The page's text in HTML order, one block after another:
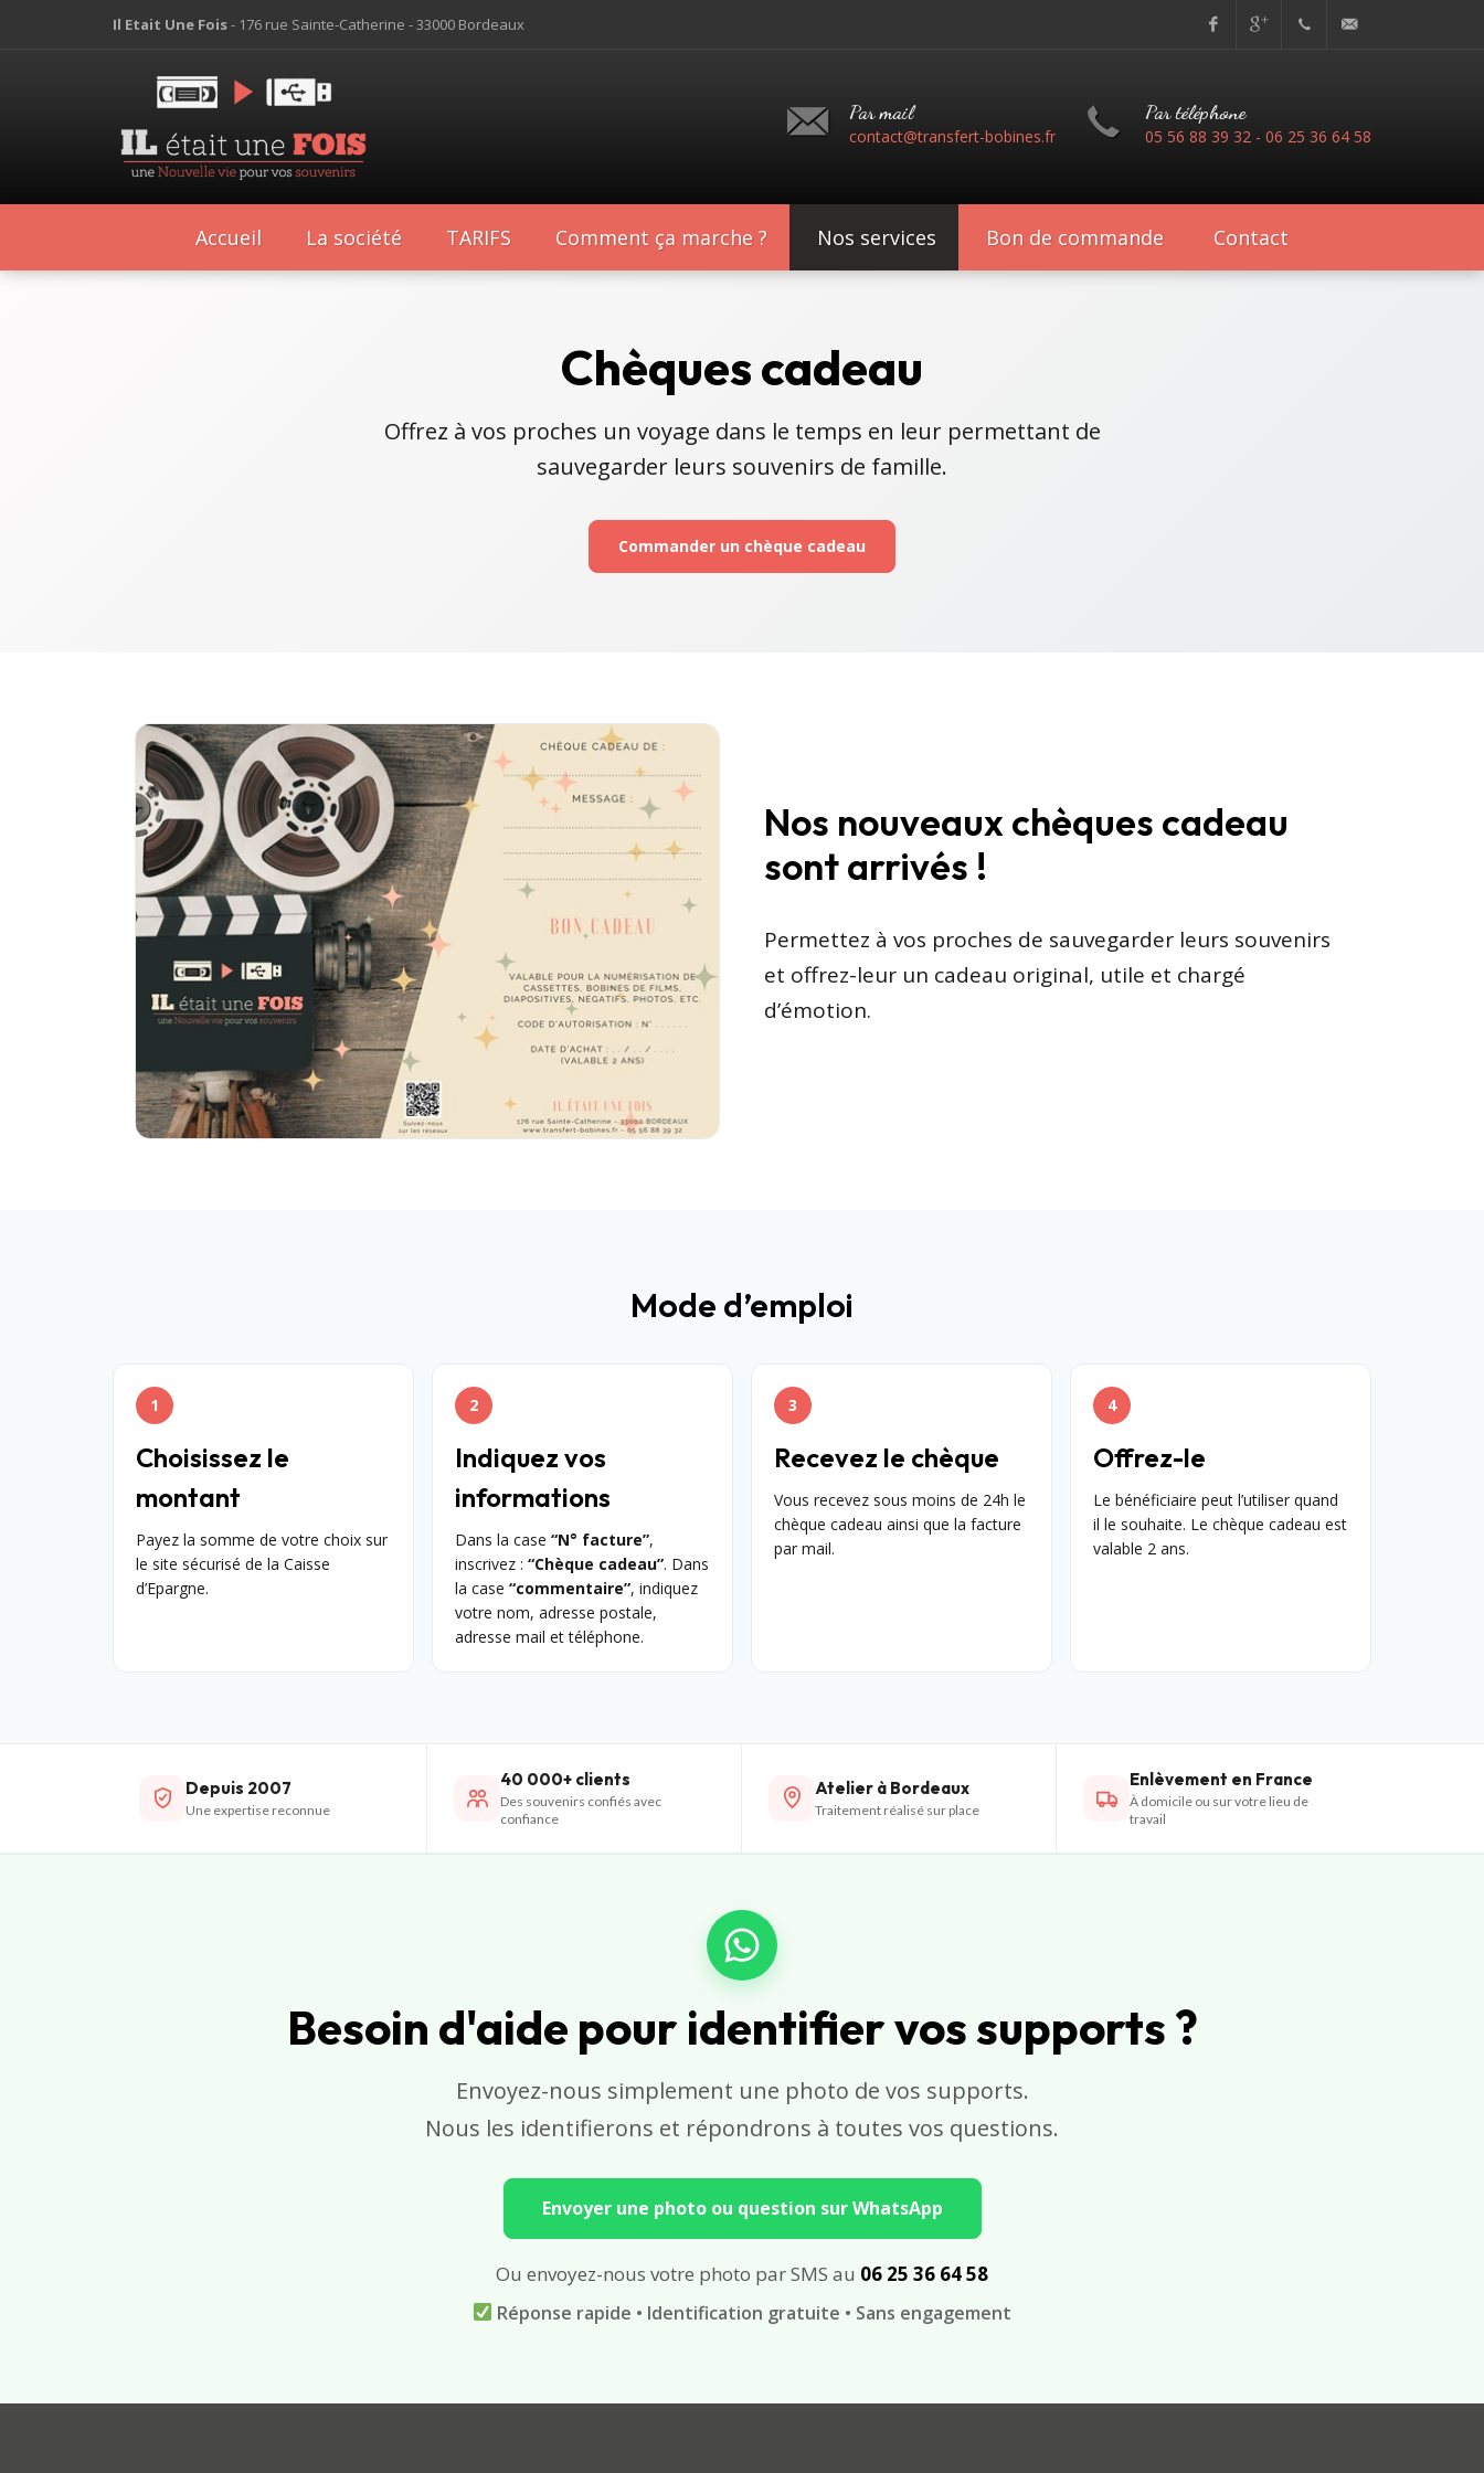
Il Etait Une Fois- 176 rue Sainte-Catherine - 33000 Bordeaux
67 37
Par mail
contact@transfert-bobines.fr
Par téléphone
05 56 88 39 32 - 06 25 36 64 58
Accueil La société TARIFS Comment ça marche ? Nos services Bon de commande Contact
Chèques cadeau
Offrez à vos proches un voyage dans le temps en leur permettant de
sauvegarder leurs souvenirs de famille.
Commander un chèque cadeau
Nos nouveaux chèques cadeau
sont arrivés !
Permettez à vos proches de sauvegarder leurs souvenirs
et offrez-leur un cadeau original, utile et chargé
d’émotion.
Mode d’emploi
1
Choisissez le
montant
Payez la somme de votre choix sur
le site sécurisé de la Caisse
d’Epargne.
2
Indiquez vos
informations
Dans la case “N° facture”,
inscrivez : “Chèque cadeau”. Dans
la case “commentaire”, indiquez
votre nom, adresse postale,
adresse mail et téléphone.
3
Recevez le chèque
Vous recevez sous moins de 24h le
chèque cadeau ainsi que la facture
par mail.
4
Offrez-le
Le bénéficiaire peut l’utiliser quand
il le souhaite. Le chèque cadeau est
valable 2 ans.
Depuis 2007
Une expertise reconnue
40 000+ clients
Des souvenirs confiés avec
confiance
Atelier à Bordeaux
Traitement réalisé sur place
Enlèvement en France
À domicile ou sur votre lieu de
travail
Besoin d'aide pour identifier vos supports ?
Envoyez-nous simplement une photo de vos supports.
Nous les identifierons et répondrons à toutes vos questions.
Envoyer une photo ou question sur WhatsApp
Ou envoyez-nous votre photo par SMS au 06 25 36 64 58
Réponse rapide • Identification gratuite • Sans engagement